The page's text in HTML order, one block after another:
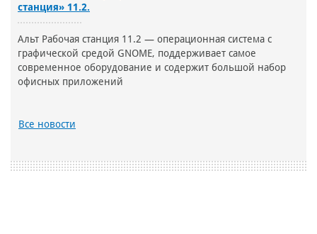
станция» 11.2.
Альт Рабочая станция 11.2 — операционная система с
графической средой GNOME, поддерживает самое
современное оборудование и содержит большой набор
офисных приложений
Все новости